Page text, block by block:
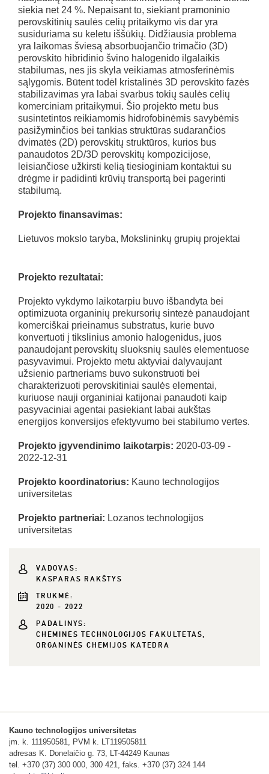
siekia net 24 %. Nepaisant to, siekiant pramoninio
perovskitinių saulės celių pritaikymo vis dar yra
susiduriama su keletu iššūkių. Didžiausia problema
yra laikomas šviesą absorbuojančio trimačio (3D)
perovskito hibridinio švino halogenido ilgalaikis
stabilumas, nes jis skyla veikiamas atmosferinėmis
sąlygomis. Būtent todėl kristalinės 3D perovskito fazės
stabilizavimas yra labai svarbus tokių saulės celių
komerciniam pritaikymui. Šio projekto metu bus
susintetintos reikiamomis hidrofobinėmis savybėmis
pasižyminčios bei tankias struktūras sudarančios
dvimatės (2D) perovskitų struktūros, kurios bus
panaudotos 2D/3D perovskitų kompozicijose,
leisiančiose užkirsti kelią tiesioginiam kontaktui su
drėgme ir padidinti krūvių transportą bei pagerinti
stabilumą.
Projekto finansavimas:
Lietuvos mokslo taryba, Mokslininkų grupių projektai
Projekto rezultatai:
Projekto vykdymo laikotarpiu buvo išbandyta bei
optimizuota organinių prekursorių sintezė panaudojant
komerciškai prieinamus substratus, kurie buvo
konvertuoti į tikslinius amonio halogenidus, juos
panaudojant perovskitų sluoksnių saulės elementuose
pasyvavimui. Projekto metu aktyviai dalyvaujant
užsienio partneriams buvo sukonstruoti bei
charakterizuoti perovskitiniai saulės elementai,
kuriuose nauji organiniai katijonai panaudoti kaip
pasyvaciniai agentai pasiekiant labai aukštas
energijos konversijos efektyvumo bei stabilumo vertes.
Projekto įgyvendinimo laikotarpis: 2020-03-09 -
2022-12-31
Projekto koordinatorius: Kauno technologijos
universitetas
Projekto partneriai: Lozanos technologijos
universitetas
VADOVAS:
KASPARAS RAKŠTYS
TRUKMĖ:
2020 - 2022
PADALINYS:
CHEMINĖS TECHNOLOGIJOS FAKULTETAS,
ORGANINĖS CHEMIJOS KATEDRA
Kauno technologijos universitetas
įm. k. 111950581, PVM k. LT119505811
adresas K. Donelaičio g. 73, LT-44249 Kaunas
tel. +370 (37) 300 000, 300 421, faks. +370 (37) 324 144